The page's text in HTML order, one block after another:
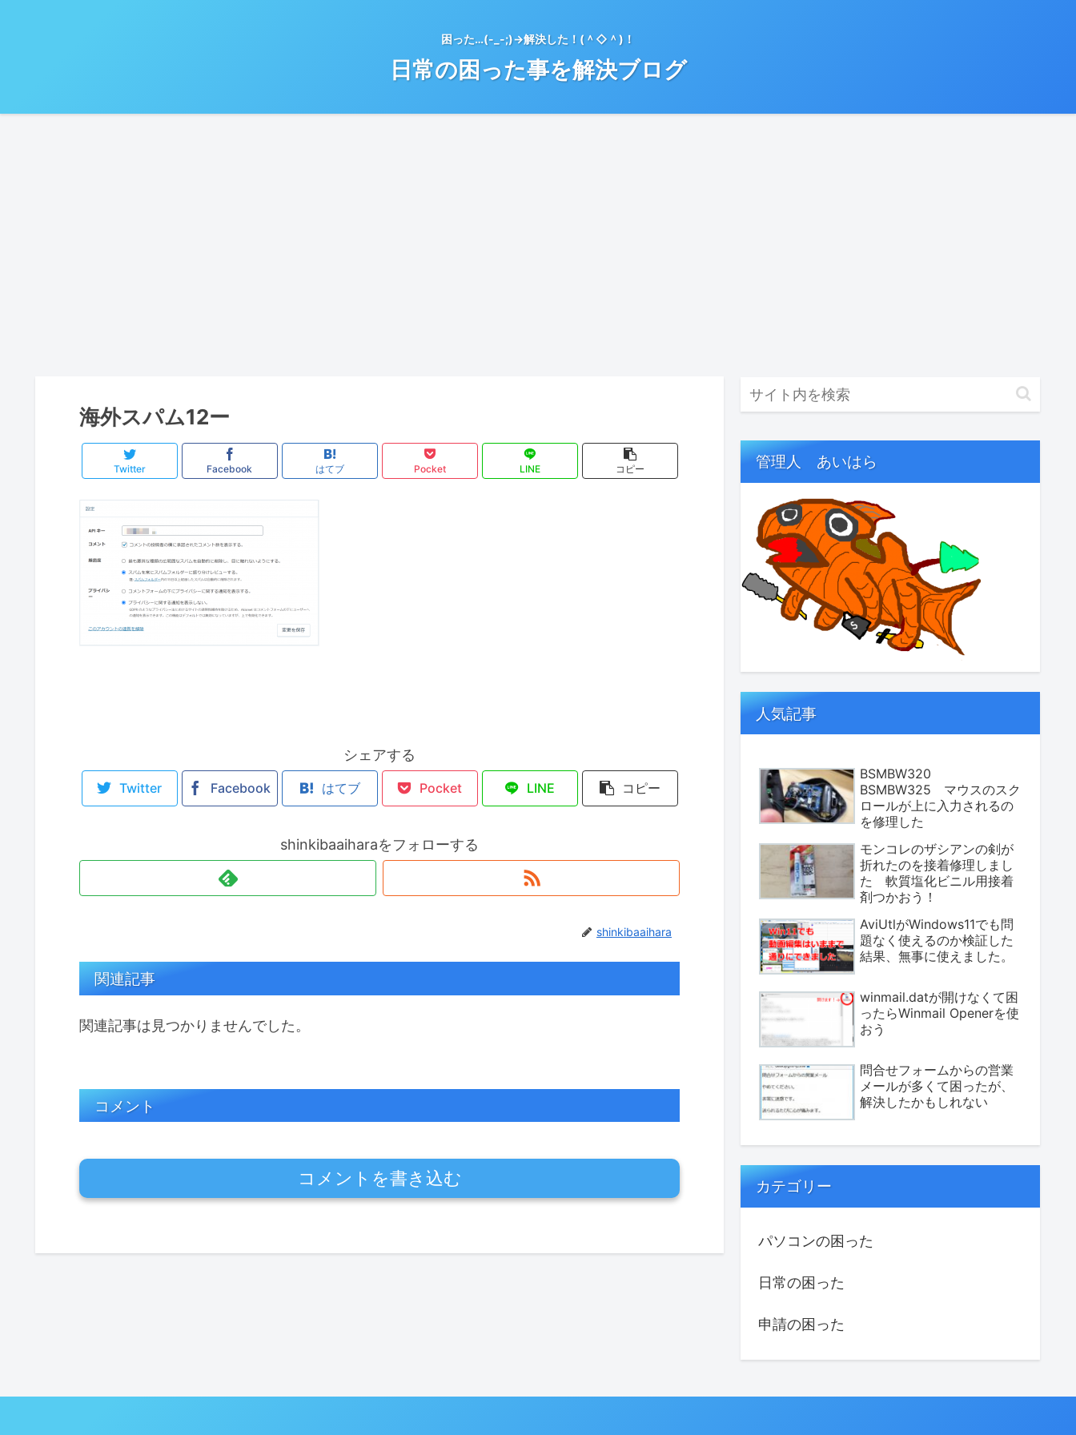
困った…(-_-;)→解決した！(＾◇＾)！
日常の困った事を解決ブログ
海外スパム12ー
Twitter Facebook はてブ Pocket LINE コピー
シェアする
Twitter Facebook はてブ Pocket LINE コピー
shinkibaaiharaをフォローする
shinkibaaihara
関連記事
関連記事は見つかりませんでした。
コメント
コメントを書き込む
管理人 あいはら
人気記事
BSMBW320
BSMBW325 マウスのスク
ロールが上に入力されるの
を修理した
モンコレのザシアンの剣が
折れたのを接着修理しまし
た 軟質塩化ビニル用接着
剤つかおう！
AviUtlがWindows11でも問
題なく使えるのか検証した
結果、無事に使えました。
winmail.datが開けなくて困
ったらWinmail Openerを使
おう
問合せフォームからの営業
メールが多くて困ったが、
解決したかもしれない
カテゴリー
パソコンの困った
日常の困った
申請の困った